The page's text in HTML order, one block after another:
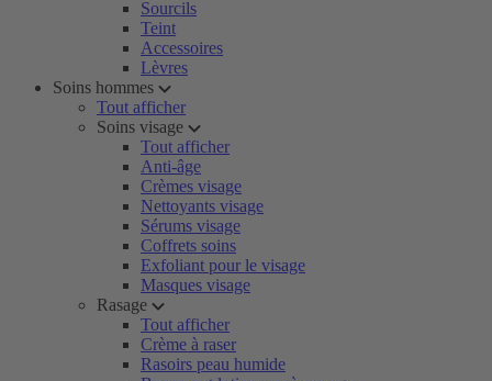
Sourcils
Teint
Accessoires
Lèvres
Soins hommes
Tout afficher
Soins visage
Tout afficher
Anti-âge
Crèmes visage
Nettoyants visage
Sérums visage
Coffrets soins
Exfoliant pour le visage
Masques visage
Rasage
Tout afficher
Crème à raser
Rasoirs peau humide